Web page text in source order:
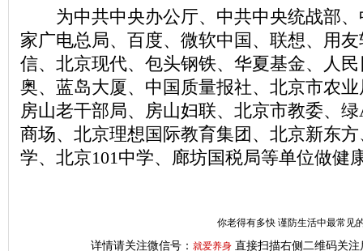
为中共中央办公厅、中共中央统战部、
家广电总局、百度、微软中国、联想、用
信、北京现代、包头钢铁、华夏基金、人
奥、蓝岛大厦、中国质量报社、北京市农
房山老干部局、房山妇联、北京市教委、
商场、北京理想国际教育集团、北京新东
学、北京101中学、廊坊国税局等单位做健
你老得有多快 谨防生活中最常见
详情请关注微信号： 就爱养身 直接扫描右侧二维码关注